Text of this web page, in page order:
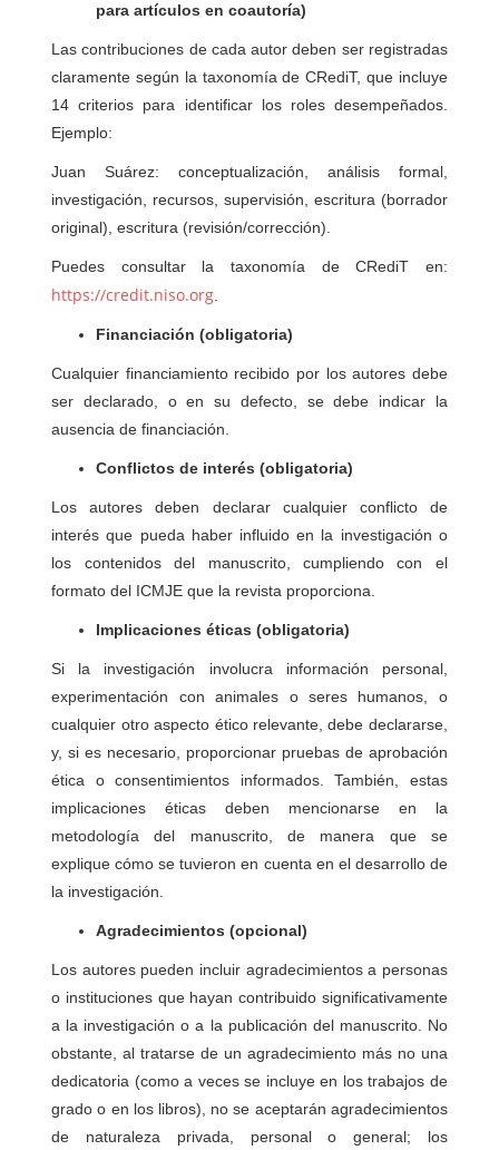
para artículos en coautoría)
Las contribuciones de cada autor deben ser registradas
claramente según la taxonomía de CRediT, que incluye
14 criterios para identificar los roles desempeñados.
Ejemplo:
Juan Suárez: conceptualización, análisis formal,
investigación, recursos, supervisión, escritura (borrador
original), escritura (revisión/corrección).
Puedes consultar la taxonomía de CRediT en:
https://credit.niso.org
Financiación (obligatoria)
Cualquier financiamiento recibido por los autores debe
ser declarado, o en su defecto, se debe indicar la
ausencia de financiación.
Conflictos de interés (obligatoria)
Los autores deben declarar cualquier conflicto de
interés que pueda haber influido en la investigación o
los contenidos del manuscrito, cumpliendo con el
formato del ICMJE que la revista proporciona.
Implicaciones éticas (obligatoria)
Si la investigación involucra información personal,
experimentación con animales o seres humanos, o
cualquier otro aspecto ético relevante, debe declararse,
y, si es necesario, proporcionar pruebas de aprobación
ética o consentimientos informados. También, estas
implicaciones éticas deben mencionarse en la
metodología del manuscrito, de manera que se
explique cómo se tuvieron en cuenta en el desarrollo de
la investigación.
Agradecimientos (opcional)
Los autores pueden incluir agradecimientos a personas
o instituciones que hayan contribuido significativamente
a la investigación o a la publicación del manuscrito. No
obstante, al tratarse de un agradecimiento más no una
dedicatoria (como a veces se incluye en los trabajos de
grado o en los libros), no se aceptarán agradecimientos
de naturaleza privada, personal o general; los